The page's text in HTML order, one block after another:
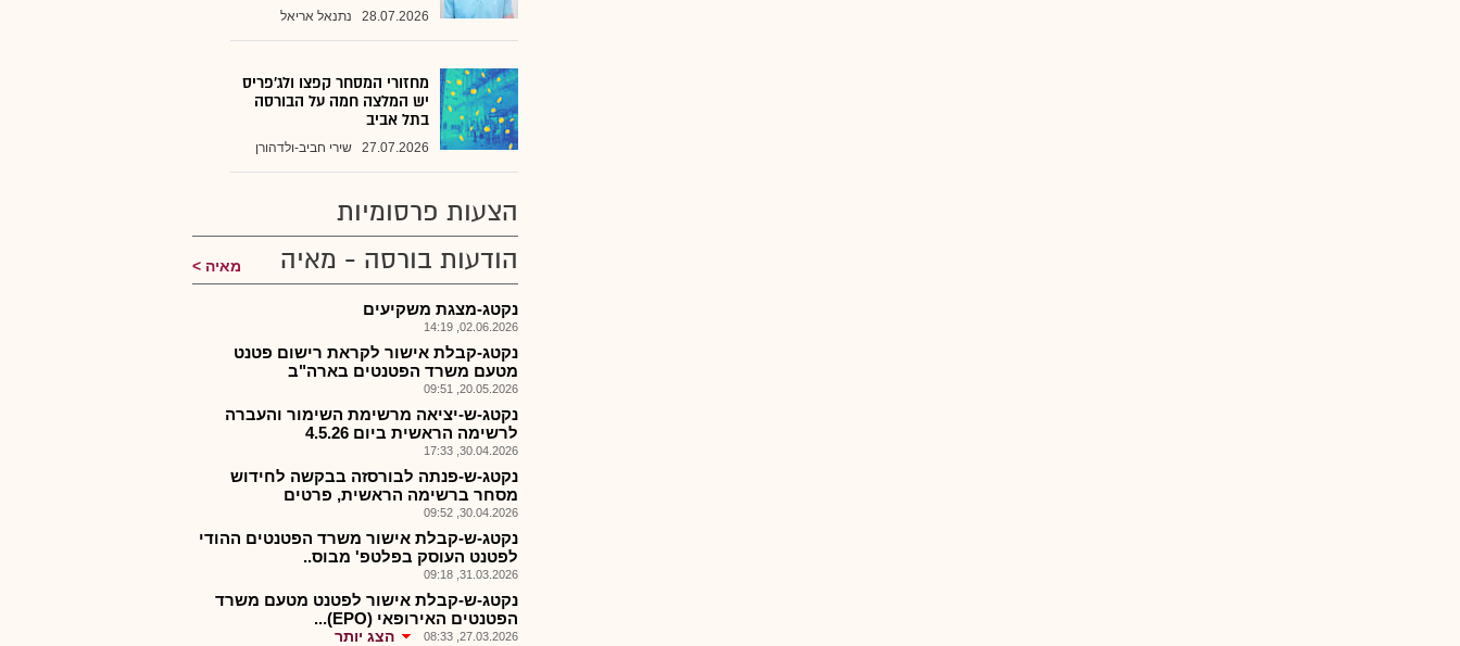
28.07.2026 נתנאל אריאל
מחזורי המסחר קפצו ולג'פריס
יש המלצה חמה על הבורסה
בתל אביב
27.07.2026 שירי חביב-ולדהורן
הצעות פרסומיות
הודעות בורסה - מאיה
מאיה
נקטג-מצגת משקיעים
02.06.2026, 14:19
נקטג-קבלת אישור לקראת רישום פטנט
מטעם משרד הפטנטים בארה"ב
20.05.2026, 09:51
נקטג-ש-יציאה מרשימת השימור והעברה
לרשימה הראשית ביום 4.5.26
30.04.2026, 17:33
נקטג-ש-פנתה לבורסזה בבקשה לחידוש
מסחר ברשימה הראשית, פרטים
30.04.2026, 09:52
נקטג-ש-קבלת אישור משרד הפטנטים ההודי
לפטנט העוסק בפלטפ' מבוס..
31.03.2026, 09:18
נקטג-ש-קבלת אישור לפטנט מטעם משרד
הפטנטים האירופאי (EPO)...
27.03.2026, 08:33 הצג יותר